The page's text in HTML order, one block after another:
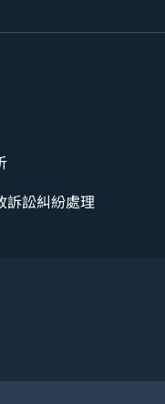
訴訟糾紛處理